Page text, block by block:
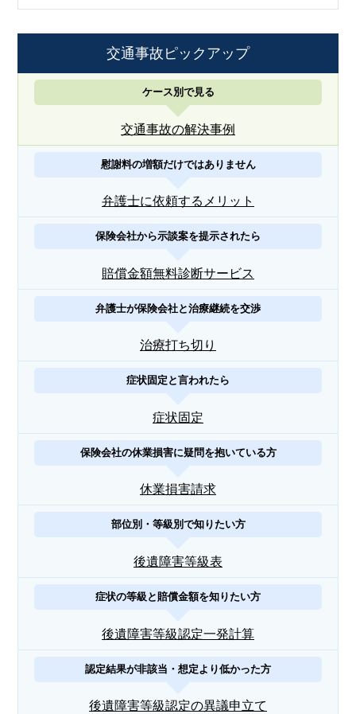
交通事故ピックアップ
ケース別で見る
交通事故の解決事例
慰謝料の増額だけではありません
弁護士に依頼するメリット
保険会社から示談案を提示されたら
賠償金額無料診断サービス
弁護士が保険会社と治療継続を交渉
治療打ち切り
症状固定と言われたら
症状固定
保険会社の休業損害に疑問を抱いている方
休業損害請求
部位別・等級別で知りたい方
後遺障害等級表
症状の等級と賠償金額を知りたい方
後遺障害等級認定一発計算
認定結果が非該当・想定より低かった方
後遺障害等級認定の異議申立て